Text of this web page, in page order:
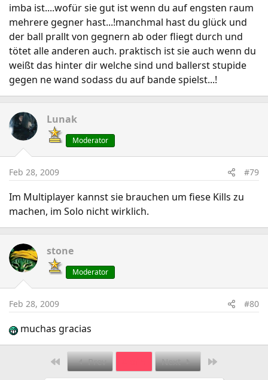
imba ist....wofür sie gut ist wenn du auf engsten raum
mehrere gegner hast...!manchmal hast du glück und
der ball prallt von gegnern ab oder fliegt durch und
tötet alle anderen auch. praktisch ist sie auch wenn du
weißt das hinter dir welche sind und ballerst stupide
gegen ne wand sodass du auf bande spielst...!
Lunak
Moderator
Feb 28, 2009 #79
Im Multiplayer kannst sie brauchen um fiese Kills zu
machen, im Solo nicht wirklich.
stone
Moderator
Feb 28, 2009 #80
muchas gracias
First Prev Next